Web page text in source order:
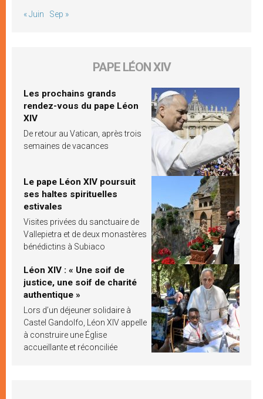
« Juin Sep »
PAPE LÉON XIV
Les prochains grands
rendez-vous du pape Léon
XIV
De retour au Vatican, après trois
semaines de vacances
Le pape Léon XIV poursuit
ses haltes spirituelles
estivales
Visites privées du sanctuaire de
Vallepietra et de deux monastères
bénédictins à Subiaco
Léon XIV : « Une soif de
justice, une soif de charité
authentique »
Lors d’un déjeuner solidaire à
Castel Gandolfo, Léon XIV appelle
à construire une Église
accueillante et réconciliée